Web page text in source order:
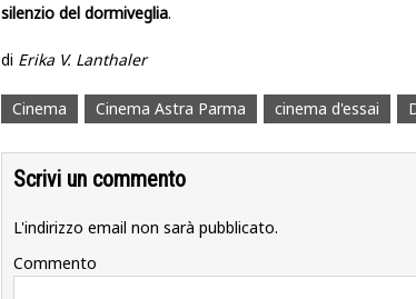
silenzio del dormiveglia.
di Erika V. Lanthaler
Cinema Cinema Astra Parma cinema d'essai
Scrivi un commento
L'indirizzo email non sarà pubblicato.
Commento